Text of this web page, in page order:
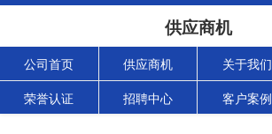
供应商机
公司首页 供应商机 关于我们
荣誉认证 招聘中心 客户案例